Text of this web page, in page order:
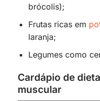
brócolis);
Frutas ricas em
laranja;
Legumes como
Cardápio de
muscular